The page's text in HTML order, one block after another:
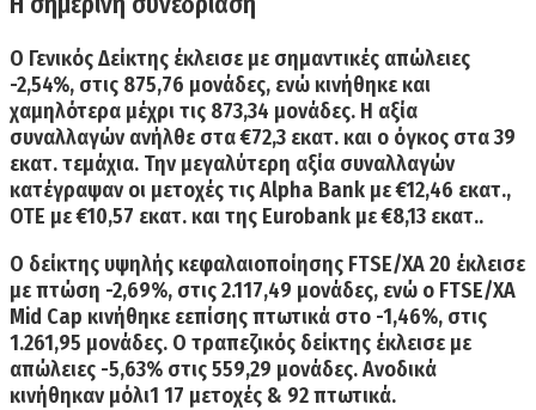
Ο Γενικός Δείκτης έκλεισε με σημαντικές απώλειες
-2,54%, στις 875,76 μονάδες, ενώ κινήθηκε και
χαμηλότερα μέχρι τις 873,34 μονάδες. Η αξία
συναλλαγών ανήλθε στα €72,3 εκατ.και ο όγκος στα 39
εκατ. τεμάχια. Την μεγαλύτερη αξία συναλλαγών
κατέγραψαν οι μετοχές τιςAlpha Bank με €12,46 εκατ.,
ΟΤΕ με €10,57 εκατ. και της Eurobank με €8,13 εκατ..
Ο δείκτης υψηλής κεφαλαιοποίησης FTSE/XA 20 έκλεισε
με πτώση -2,69%, στις 2.117,49 μονάδες, ενώ ο FTSE/XA
Mid Cap κινήθηκε εεπίσης πτωτικά στο -1,46%, στις
1.261,95 μονάδες. Ο τραπεζικός δείκτης έκλεισε με
απώλειες -5,63% στις 559,29 μονάδες. Ανοδικά
κινήθηκαν μόλι1 17 μετοχές & 92 πτωτικά.